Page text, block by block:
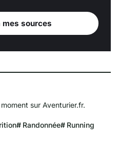
mes sources
sur Aventurier.fr.
Randonnée Running